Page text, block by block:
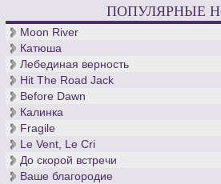
ПОПУЛЯРНЫЕ
Moon River
Катюша
Лебединая верность
Hit The Road Jack
Before Dawn
Калинка
Fragile
Le Vent, Le Cri
До скорой встречи
Ваше благородие